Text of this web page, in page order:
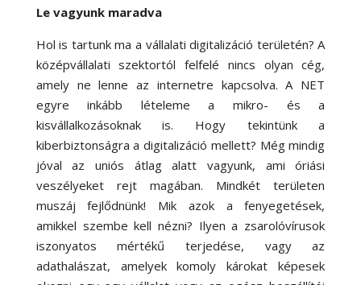
Le vagyunk maradva
Hol is tartunk ma a vállalati digitalizáció területén? A
középvállalati szektortól felfelé nincs olyan cég,
amely ne lenne az internetre kapcsolva. A NET
egyre inkább lételeme a mikro- és a
kisvállalkozásoknak is. Hogy tekintünk a
kiberbiztonságra a digitalizáció mellett? Még mindig
jóval az uniós átlag alatt vagyunk, ami óriási
veszélyeket rejt magában. Mindkét területen
muszáj fejlődnünk! Mik azok a fenyegetések,
amikkel szembe kell nézni? Ilyen a zsarolóvírusok
iszonyatos mértékű terjedése, vagy az
adathalászat, amelyek komoly károkat képesek